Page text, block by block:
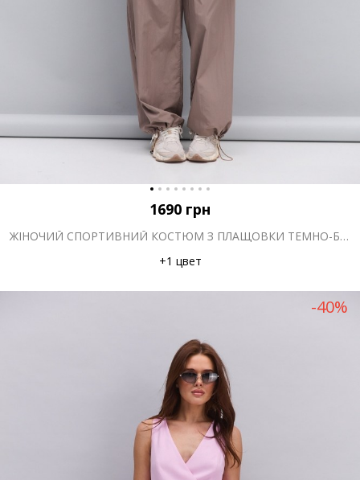
1690 грн
ЖІНОЧИЙ СПОРТИВНИЙ КОСТЮМ З ПЛАЩОВКИ ТЕМНО-БЕЖЕВИЙ
+1 цвет
-40%